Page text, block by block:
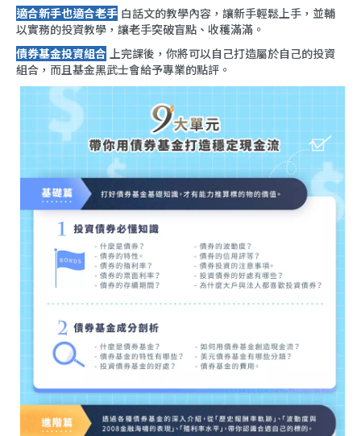
適合新手也適合老手 白話文的教學內容，讓新手輕鬆上手，並輔
以實務的投資教學，讓老手突破盲點、收穫滿滿。
債券基金投資組合 上完課後，你將可以自己打造屬於自己的投資
組合，而且基金黑武士會給予專業的點評。